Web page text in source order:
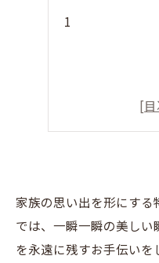
家族の思い出を形にす
では、一瞬一瞬の美し
を永遠に残すお手伝い